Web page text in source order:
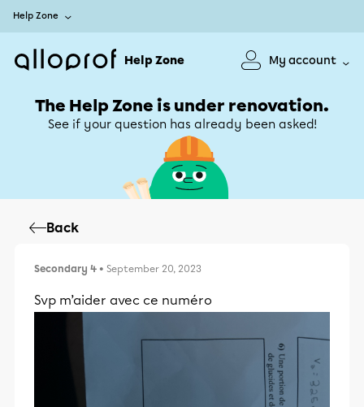
Help Zone
Help Zone My account
The Help Zone is under renovation.
See if your question has already been asked!
Back
Secondary 4 • September 20, 2023
Svp m’aider avec ce numéro